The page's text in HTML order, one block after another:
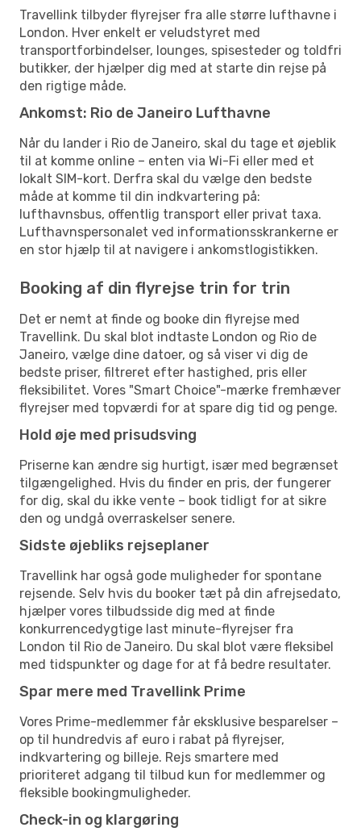
Travellink tilbyder flyrejser fra alle større lufthavne i
London. Hver enkelt er veludstyret med
transportforbindelser, lounges, spisesteder og toldfri
butikker, der hjælper dig med at starte din rejse på
den rigtige måde.
Ankomst: Rio de Janeiro Lufthavne
Når du lander i Rio de Janeiro, skal du tage et øjeblik
til at komme online – enten via Wi-Fi eller med et
lokalt SIM-kort. Derfra skal du vælge den bedste
måde at komme til din indkvartering på:
lufthavnsbus, offentlig transport eller privat taxa.
Lufthavnspersonalet ved informationsskrankerne er
en stor hjælp til at navigere i ankomstlogistikken.
Booking af din flyrejse trin for trin
Det er nemt at finde og booke din flyrejse med
Travellink. Du skal blot indtaste London og Rio de
Janeiro, vælge dine datoer, og så viser vi dig de
bedste priser, filtreret efter hastighed, pris eller
fleksibilitet. Vores "Smart Choice"-mærke fremhæver
flyrejser med topværdi for at spare dig tid og penge.
Hold øje med prisudsving
Priserne kan ændre sig hurtigt, især med begrænset
tilgængelighed. Hvis du finder en pris, der fungerer
for dig, skal du ikke vente – book tidligt for at sikre
den og undgå overraskelser senere.
Sidste øjebliks rejseplaner
Travellink har også gode muligheder for spontane
rejsende. Selv hvis du booker tæt på din afrejsedato,
hjælper vores tilbudsside dig med at finde
konkurrencedygtige last minute-flyrejser fra
London til Rio de Janeiro. Du skal blot være fleksibel
med tidspunkter og dage for at få bedre resultater.
Spar mere med Travellink Prime
Vores Prime-medlemmer får eksklusive besparelser –
op til hundredvis af euro i rabat på flyrejser,
indkvartering og billeje. Rejs smartere med
prioriteret adgang til tilbud kun for medlemmer og
fleksible bookingmuligheder.
Check-in og klargøring